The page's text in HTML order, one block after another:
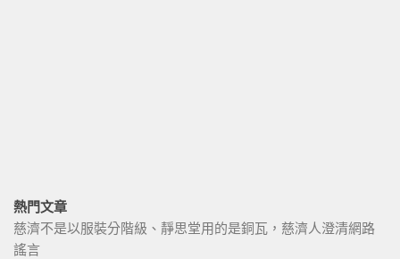
熱門文章
慈濟不是以服裝分階級、靜思堂用的是銅瓦，慈濟人澄清網路
謠言